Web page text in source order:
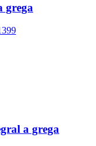
grega
a grega